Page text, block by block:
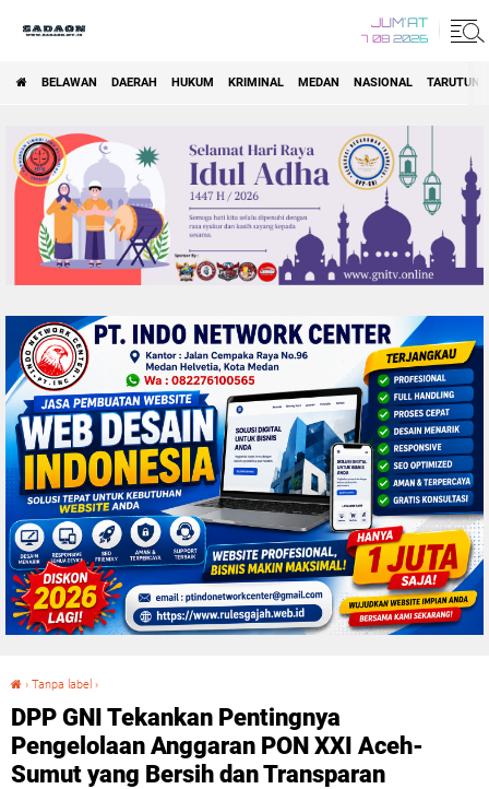
JUM'AT
7 08 2026
BELAWAN DAERAH HUKUM KRIMINAL MEDAN NASIONAL TARUTUNG
› Tanpa label ›
DPP GNI Tekankan Pentingnya
Pengelolaan Anggaran PON XXI Aceh-
Sumut yang Bersih dan Transparan